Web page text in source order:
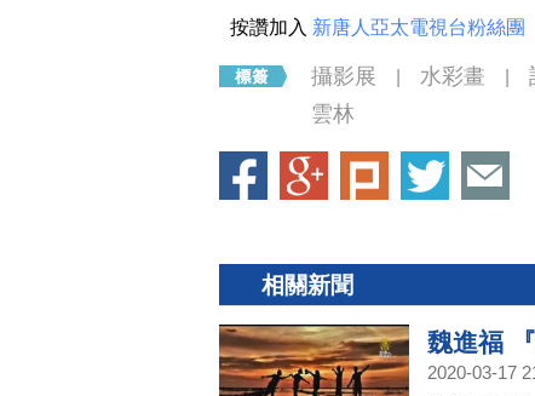
按讚加入 新唐人亞太電視台粉絲團
攝影展 水彩畫
雲林
相關新聞
魏進福
2020-03-17